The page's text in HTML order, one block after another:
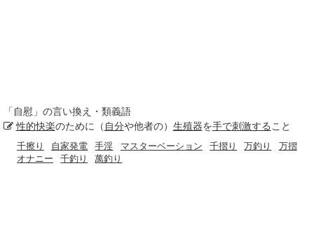
「 自慰 」の言い換え・類義語
性的快楽のために（ 自分や他者の） 生殖器を手で刺激する こと
千擦り 自家発電 手淫 マスターベーション 千摺り 万釣り
万摺
オナニー
千釣り 萬釣り